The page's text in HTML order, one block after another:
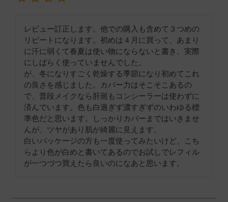
レビュー訂正します。他での購入も含めて３つめの
リピートになります。初めは４月に買って、あまり
に汗に弱くて春夏は使い物にならないと書き、実際
にしばらく使っていませんでした。
が、冬になりすごく乾燥する季節になり初めてこれ
の良さを感じました。カバー力はそこそこあるの
で、普段メイクなら肝斑もコンシーラーは使わずに
済んでいます。色も白過ぎず濃すぎずのいわゆる標
準色だと思います。しっかりカバーまではいきませ
んが、ツヤがあり肌が綺麗に見えます。
白いパッケージの方も一度使ってみたいけど、こち
らより色が白めと書いてあるのでお試しでレフィル